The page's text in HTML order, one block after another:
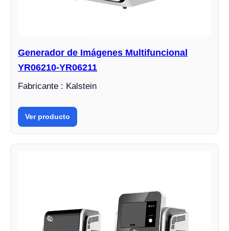
Generador de Imágenes Multifuncional
YR06210-YR06211
Fabricante : Kalstein
Ver producto